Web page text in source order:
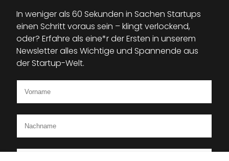
In weniger als 60 Sekunden in Sachen Startups
einen Schritt voraus sein – klingt verlockend,
oder? Erfahre als eine*r der Ersten in unserem
Newsletter alles Wichtige und Spannende aus
der Startup-Welt.